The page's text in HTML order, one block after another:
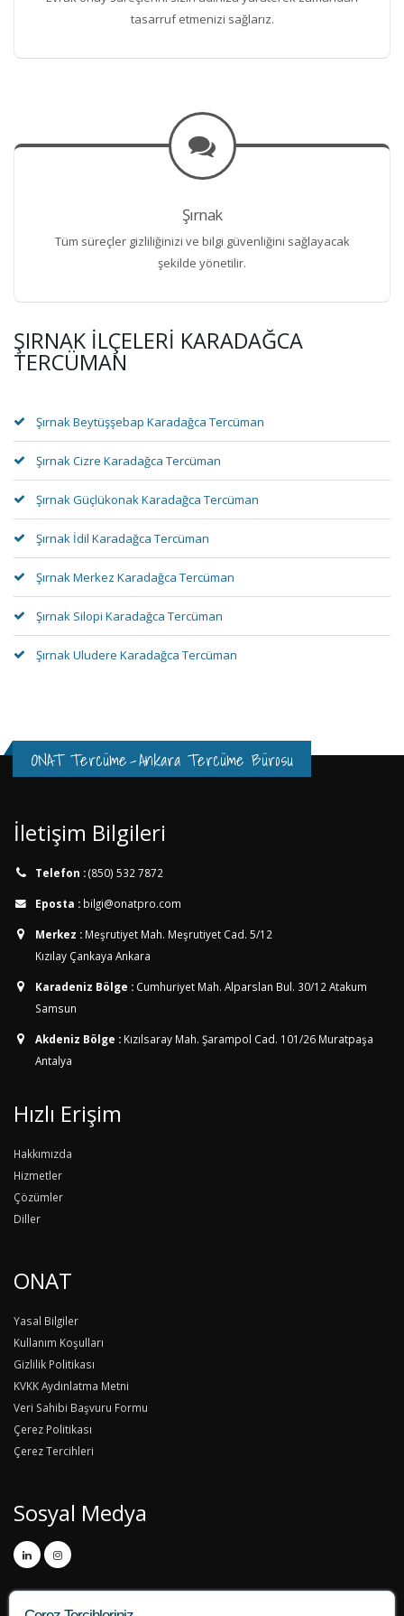
tasarruf etmenizi sağlarız.
Şırnak
Tüm süreçler gizliliğinizi ve bilgi güvenliğini sağlayacak
şekilde yönetilir.
ŞIRNAK İLÇELERI KARADAĞCA
TERCÜMAN
Şırnak Beytüşşebap Karadağca Tercüman
Şırnak Cizre Karadağca Tercüman
Şırnak Güçlükonak Karadağca Tercüman
Şırnak İdil Karadağca Tercüman
Şırnak Merkez Karadağca Tercüman
Şırnak Silopi Karadağca Tercüman
Şırnak Uludere Karadağca Tercüman
ONAT Tercüme-Ankara Tercüme Bürosu
İletişim Bilgileri
Telefon :(850) 532 7872
Eposta : bilgi@onatpro.com
Merkez : Meşrutiyet Mah. Meşrutiyet Cad. 5/12
Kızılay Çankaya Ankara
Karadeniz Bölge : Cumhuriyet Mah. Alparslan Bul. 30/12 Atakum
Samsun
Akdeniz Bölge : Kızılsaray Mah. Şarampol Cad. 101/26 Muratpaşa
Antalya
Hızlı Erişim
Hakkımızda
Hizmetler
Çözümler
Diller
ONAT
Yasal Bilgiler
Kullanım Koşulları
Gizlilik Politikası
KVKK Aydınlatma Metni
Veri Sahibi Başvuru Formu
Çerez Politikası
Çerez Tercihleri
Sosyal Medya